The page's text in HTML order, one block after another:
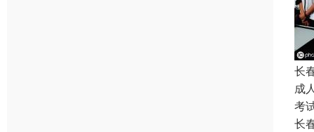
长
成
考
长